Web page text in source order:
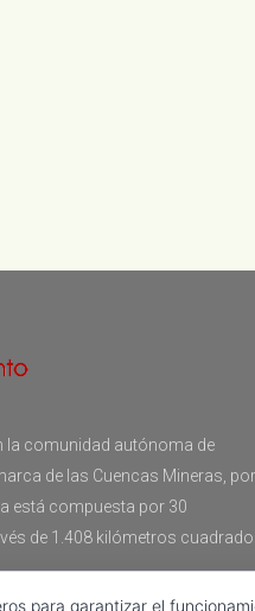
la comunidad autónoma de
de las Cuencas Mineras, por
está compuesta por 30
de 1.408 kilómetros
para garantizar el